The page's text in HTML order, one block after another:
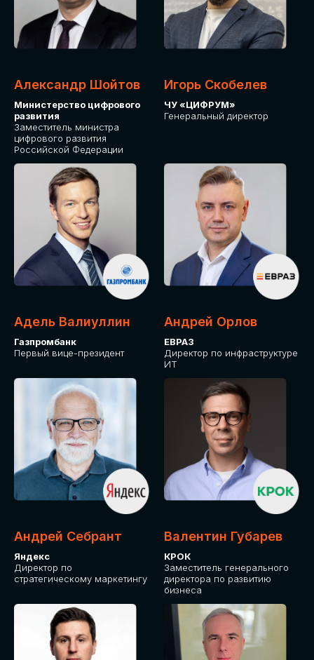
Александр Шойтов
Министерство цифрового
развития
Заместитель министра
цифрового развития
Российской Федерации
Игорь Скобелев
ЧУ «ЦИФРУМ»
Генеральный директор
Адель Валиуллин
Газпромбанк
Первый вице-президент
Андрей Орлов
ЕВРАЗ
Директор по инфраструктуре
ИТ
Андрей Себрант
Яндекс
Директор по
стратегическому маркетингу
Валентин Губарев
КРОК
Заместитель генерального
директора по развитию
бизнеса